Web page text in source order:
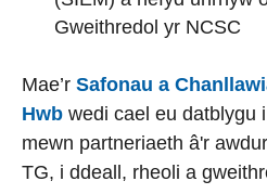
Gweithredol yr NCSC
Mae’r Safonau a
Hwb wedi cael eu datblygu
mewn partneriaeth â'r
TG, i ddeall, rheoli a